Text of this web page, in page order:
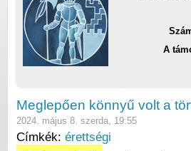
A
Meglepően könnyű volt a
2024. május 8. szerda, 19:55
Címkék: érettségi